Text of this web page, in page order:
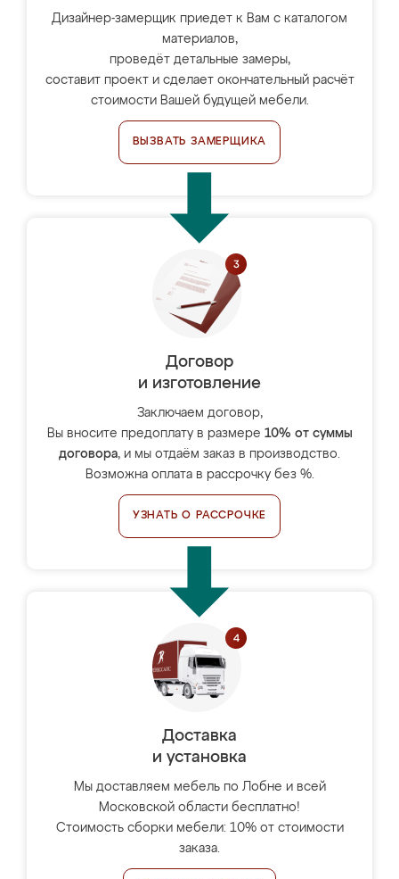
Дизайнер-замерщик приедет к Вам с каталогом
материалов,
проведёт детальные замеры,
составит проект и сделает окончательный расчёт
стоимости Вашей будущей мебели.
ВЫЗВАТЬ ЗАМЕРЩИКА
Договор
и изготовление
Заключаем договор,
Вы вносите предоплату в размере 10% от суммы
договора, и мы отдаём заказ в производство.
Возможна оплата в рассрочку без %.
УЗНАТЬ О РАССРОЧКЕ
Доставка
и установка
Мы доставляем мебель по Лобне и всей
Московской области бесплатно!
Стоимость сборки мебели: 10% от стоимости
заказа.